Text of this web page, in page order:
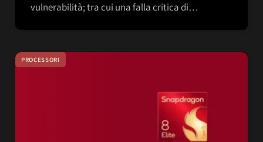
vulnerabilità; tra cui una falla critica di…
PROCESSORI